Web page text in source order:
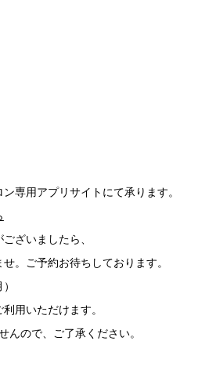
専用アプリサイトにて承ります。
ざいましたら、
。ご予約お待ちしております。
用いただけます。
んので、ご了承ください。